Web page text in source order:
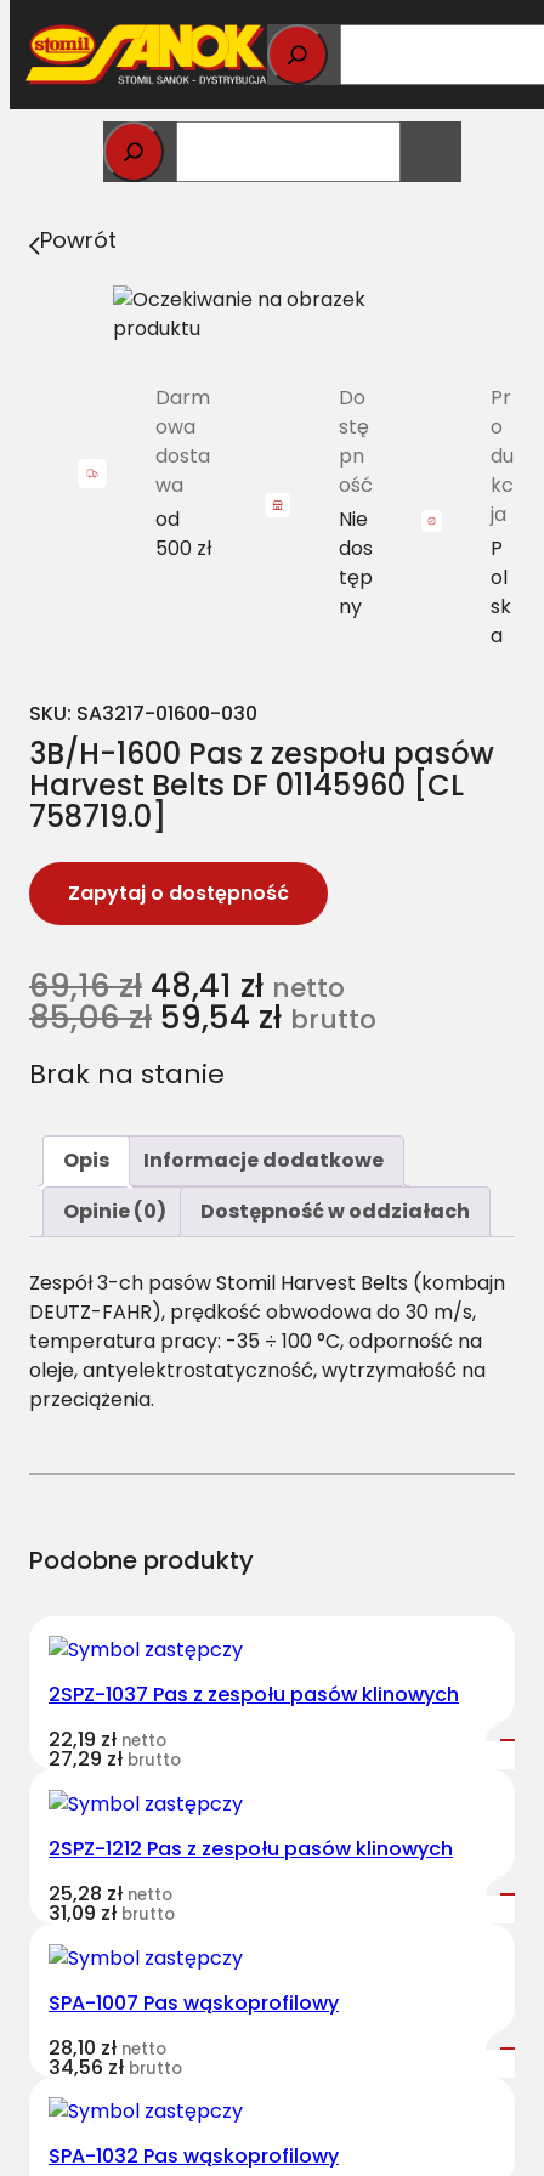
Przejdź
do
treści
Strona główna>
Harvest Belts DF 01145960 [CL 758719.0]
Powrót
Darm
owa
dosta
wa
od
500 zł
Do
stę
pn
ość
Nie
dos
tęp
ny
Pr
o
du
kc
ja
P
ol
sk
a
SKU: SA3217-01600-030
3B/H-1600 Pas z zespołu pasów
Harvest Belts DF 01145960 [CL
758719.0]
Zapytaj o dostępność
69,16zł 48,41 zł netto
85,06zł 59,54 zł brutto
Brak na stanie
Opis
Informacje dodatkowe
Opinie (0)
Dostępność w oddziałach
Zespół 3-ch pasów Stomil Harvest Belts (kombajn
DEUTZ-FAHR), prędkość obwodowa do 30 m/s,
temperatura pracy: -35 ÷ 100 °C, odporność na
oleje, antyelektrostatyczność, wytrzymałość na
przeciążenia.
Podobne produkty
2SPZ-1037 Pas z zespołu pasów klinowych
22,19 zł netto
27,29 zł brutto
2SPZ-1212 Pas z zespołu pasów klinowych
25,28 zł netto
31,09 zł brutto
SPA-1007 Pas wąskoprofilowy
28,10 zł netto
34,56 zł brutto
SPA-1032 Pas wąskoprofilowy